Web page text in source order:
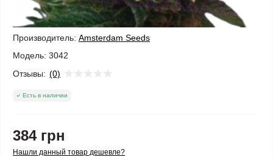
Производитель: Amsterdam Seeds
Модель: 3042
Отзывы: (0)
Есть в наличии
384 грн
Нашли данный товар дешевле?